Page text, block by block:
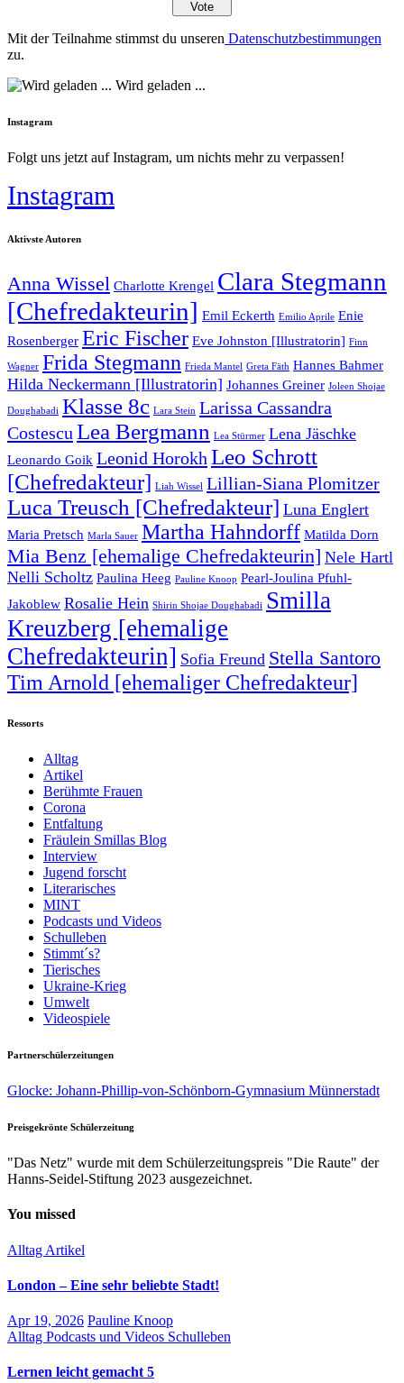
Mit der Teilnahme stimmst du unseren Datenschutzbestimmungen
zu.
Wird geladen ...
Instagram
Folgt uns jetzt auf Instagram, um nichts mehr zu verpassen!
Instagram
Aktivste Autoren
Anna Wissel Charlotte Krengel Clara Stegmann
[Chefredakteurin] Emil Eckerth Emilio Aprile Enie
Rosenberger Eric Fischer Eve Johnston [Illustratorin] Finn
Wagner Frida Stegmann Frieda Mantel Greta Fäth Hannes Bahmer
Hilda Neckermann [Illustratorin] Johannes Greiner Joleen Shojae
Doughabadi Klasse 8c Lara Stein Larissa Cassandra
Costescu Lea Bergmann Lea Stürmer Lena Jäschke
Leonardo Goik Leonid Horokh Leo Schrott
[Chefredakteur] Liah Wissel Lillian-Siana Plomitzer
Luca Treusch [Chefredakteur] Luna Englert
Maria Pretsch Marla Sauer Martha Hahndorff Matilda Dorn
Mia Benz [ehemalige Chefredakteurin] Nele Hartl
Nelli Scholtz Paulina Heeg Pauline Knoop Pearl-Joulina Pfuhl-
Jakoblew Rosalie Hein Shirin Shojae Doughabadi Smilla
Kreuzberg [ehemalige
Chefredakteurin] Sofia Freund Stella Santoro
Tim Arnold [ehemaliger Chefredakteur]
Ressorts
Alltag
Artikel
Berühmte Frauen
Corona
Entfaltung
Fräulein Smillas Blog
Interview
Jugend forscht
Literarisches
MINT
Podcasts und Videos
Schulleben
Stimmt´s?
Tierisches
Ukraine-Krieg
Umwelt
Videospiele
Partnerschülerzeitungen
Glocke: Johann-Phillip-von-Schönborn-Gymnasium Münnerstadt
Preisgekrönte Schülerzeitung
"Das Netz" wurde mit dem Schülerzeitungspreis "Die Raute" der
Hanns-Seidel-Stiftung 2023 ausgezeichnet.
You missed
Alltag Artikel
London – Eine sehr beliebte Stadt!
Apr 19, 2026 Pauline Knoop
Alltag Podcasts und Videos Schulleben
Lernen leicht gemacht 5